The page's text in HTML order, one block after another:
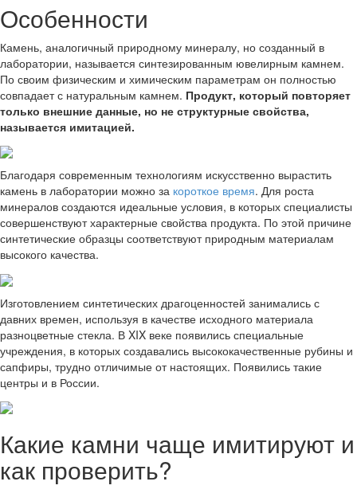
Особенности
Камень, аналогичный природному минералу, но созданный в
лаборатории, называется синтезированным ювелирным камнем.
По своим физическим и химическим параметрам он полностью
совпадает с натуральным камнем. Продукт, который повторяет
только внешние данные, но не структурные свойства,
называется имитацией.
Благодаря современным технологиям искусственно вырастить
камень в лаборатории можно за короткое время. Для роста
минералов создаются идеальные условия, в которых специалисты
совершенствуют характерные свойства продукта. По этой причине
синтетические образцы соответствуют природным материалам
высокого качества.
Изготовлением синтетических драгоценностей занимались с
давних времен, используя в качестве исходного материала
разноцветные стекла. В XIX веке появились специальные
учреждения, в которых создавались высококачественные рубины и
сапфиры, трудно отличимые от настоящих. Появились такие
центры и в России.
Какие камни чаще имитируют и
как проверить?